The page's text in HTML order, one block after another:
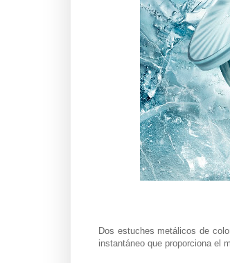
Dos estuches metálicos de
instantáneo que proporciona el